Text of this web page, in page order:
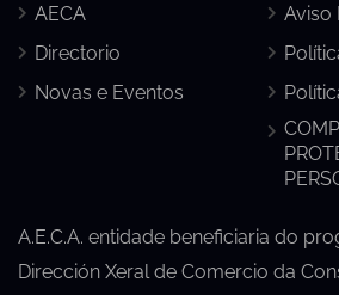
AECA
Directorio
Novas e Eventos
Aviso
A.E.C.A. entidade beneficiaria do
Dirección Xeral de Comercio da